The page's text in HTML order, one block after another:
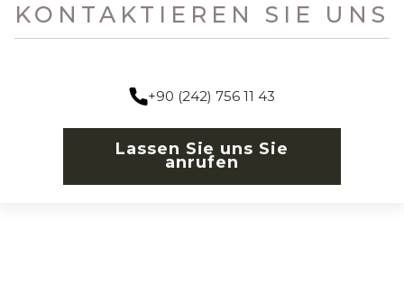
KONTAKTIEREN SIE UNS
+90 (242) 756 11 43
Lassen Sie uns Sie
anrufen